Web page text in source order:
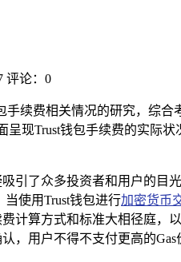
评论：0
续费相关情况的研究，综
现Trust钱包手续费的实际
引了众多投资者和用户的目
使用Trust钱包进行加密货币
算方式和标准大相径庭，
用户不得不支付更高的Gas